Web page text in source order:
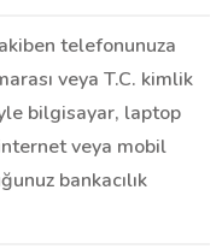
telefonunuza
veya T.C. kimlik
bilgisayar, laptop
veya mobil
bankacılık